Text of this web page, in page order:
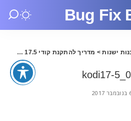
Bug Fix
ישנות> מדריך להתקנת קודי 17.5 בעברית
kodi17-
2017